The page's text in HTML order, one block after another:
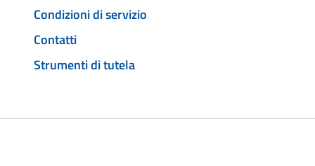
Condizioni di servizio
Contatti
Strumenti di tutela